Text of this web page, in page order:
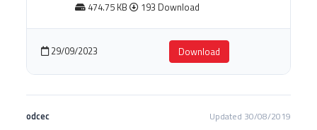
474.75 KB 193 Download
29/09/2023 Download
odcec Updated 30/08/2019